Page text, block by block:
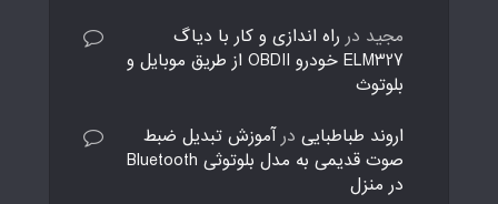
مجید در راه اندازی و کار با دیاگ
ELM327 خودرو OBDII از طریق موبایل و
بلوتوث
اروند طباطبایی درآموزش تبدیل ضبط
صوت قدیمی به مدل بلوتوثی Bluetooth
در منزل